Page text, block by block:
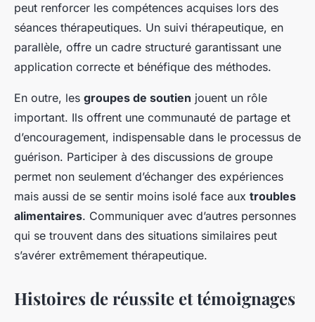
peut renforcer les compétences acquises lors des
séances thérapeutiques. Un suivi thérapeutique, en
parallèle, offre un cadre structuré garantissant une
application correcte et bénéfique des méthodes.
En outre, les groupes de soutien jouent un rôle
important. Ils offrent une communauté de partage et
d’encouragement, indispensable dans le processus de
guérison. Participer à des discussions de groupe
permet non seulement d’échanger des expériences
mais aussi de se sentir moins isolé face aux troubles
alimentaires. Communiquer avec d’autres personnes
qui se trouvent dans des situations similaires peut
s’avérer extrêmement thérapeutique.
Histoires de réussite et témoignages